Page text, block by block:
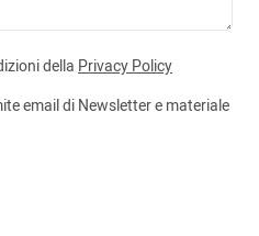
della Privacy Policy
email di Newsletter e materiale